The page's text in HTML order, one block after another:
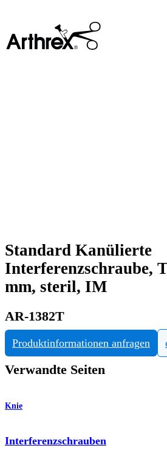
Standard Kanülierte
Interferenzschraube,
mm, steril, IM
AR-1382T
Produktinformationen anfragen
Verwandte Seiten
Knie
Interferenzschrauben